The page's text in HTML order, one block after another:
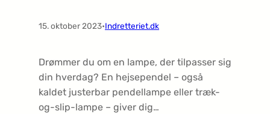
15. oktober 2023•Indretteriet.dk
Drømmer du om en lampe, der tilpasser sig
din hverdag? En hejsependel – også
kaldet justerbar pendellampe eller træk-
og-slip-lampe – giver dig…